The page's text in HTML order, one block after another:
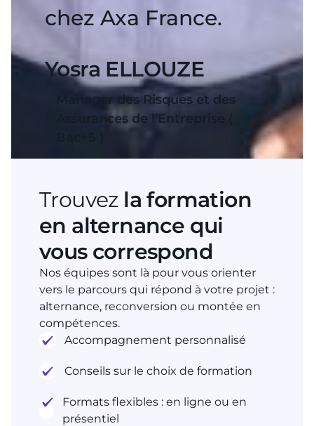
chez Axa France.
Yosra ELLOUZE
Manager des Risques et des
Assurances de l’Entreprise (
Trouvez la formation
en alternance qui
vous correspond
Nos équipes sont là pour vous orienter
vers le parcours qui répond à votre projet :
alternance, reconversion ou montée en
compétences.
Accompagnement personnalisé
Conseils sur le choix de formation
Formats flexibles : en ligne ou en
présentiel